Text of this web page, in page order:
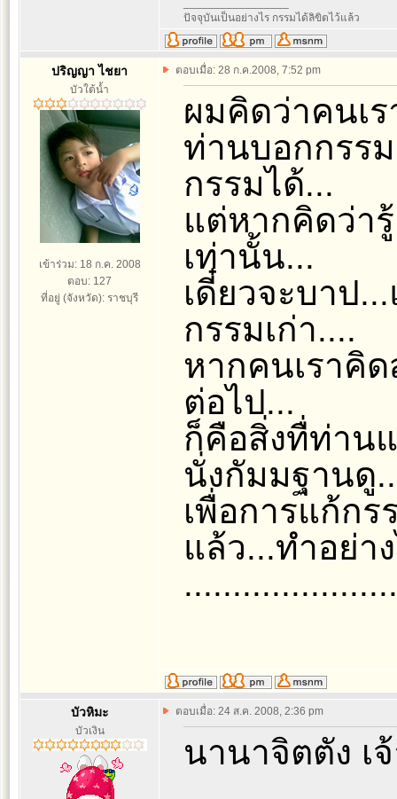
ปัจจุบันเป็นอย่างไร กรรมได้ลิขิตไว้แล้ว
ปริญญา ไชยา
บัวใต้น้ำ
เข้าร่วม: 18 ก.ค. 2008
ตอบ: 127
ที่อยู่ (จังหวัด): ราชบุรี
ตอบเมื่อ: 28 ก.ค.2008, 7:52 pm
ผมคิดว่าคนเร
ท่านบอกกรรม
กรรมได้...
แต่หากคิดว่า
เท่านั้น...
เดี๋ยวจะบาป
กรรมเก่า....
หากคนเราคิด
ต่อไป...
ก็คือสิ่งทื่ท่าน
นั่งกัมมฐานดู
เพื่อการแก้ก
แล้ว...ทำอย่า
บัวหิมะ
บัวเงิน
ตอบเมื่อ: 24 ส.ค. 2008, 2:36 pm
นานาจิตตัง เ